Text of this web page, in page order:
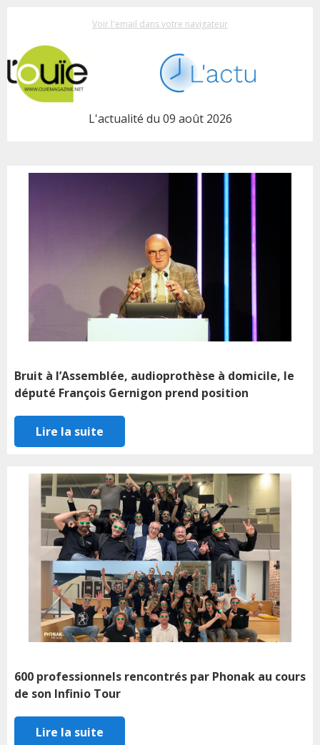
Voir l'email dans votre navigateur
L'actualité du 09 août 2026
Bruit à l’Assemblée, audioprothèse à domicile, le
député François Gernigon prend position
Lire la suite
600 professionnels rencontrés par Phonak au cours
de son Infinio Tour
Lire la suite